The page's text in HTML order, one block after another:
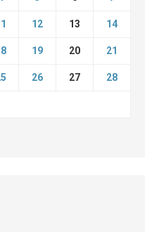
12 13 14
19 20 21
26 27 28